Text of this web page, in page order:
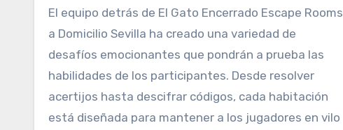
El equipo detrás de El Gato Encerrado Escape Rooms
a Domicilio Sevilla ha creado una variedad de
desafíos emocionantes que pondrán a prueba las
habilidades de los participantes. Desde resolver
acertijos hasta descifrar códigos, cada habitación
está diseñada para mantener a los jugadores en vilo